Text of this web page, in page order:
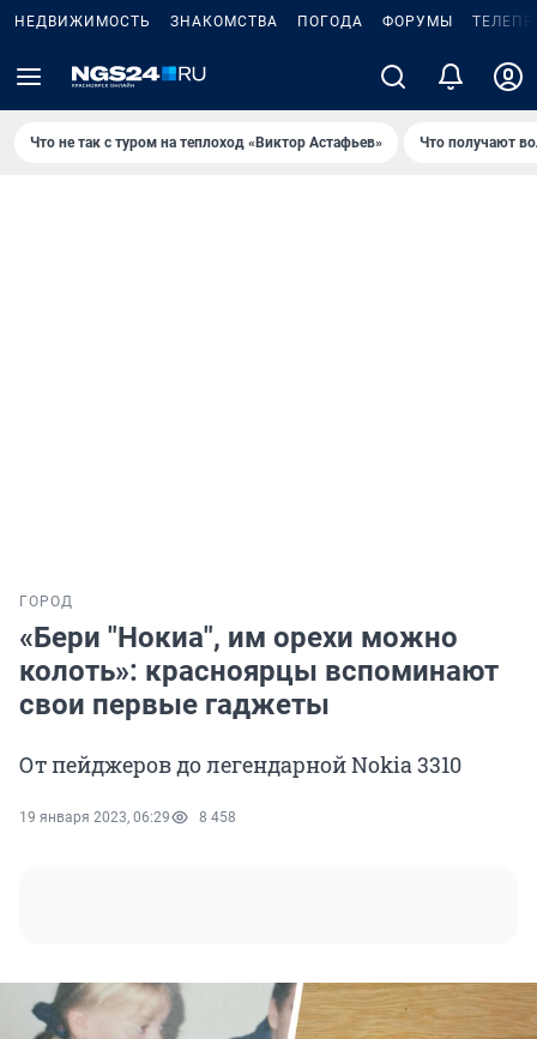
НЕДВИЖИМОСТЬ ЗНАКОМСТВА ПОГОДА ФОРУМЫ
Что не так с туром на теплоход «Виктор Астафьев» Что получают
ГОРОД
«Бери "Нокиа", им орехи можно
колоть»: красноярцы вспоминают
свои первые гаджеты
От пейджеров до легендарной Nokia 3310
19 января 2023, 06:29 8 458